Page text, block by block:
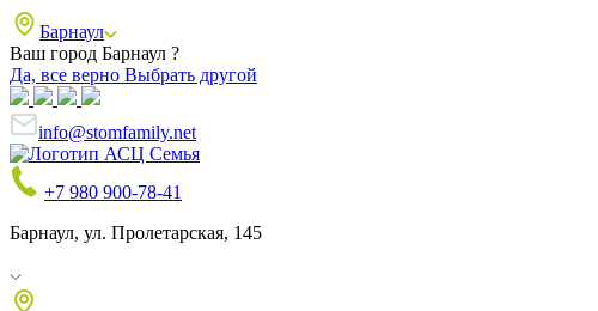
Барнаул
Ваш город Барнаул ?
Да, все верно Выбрать другой
info@stomfamily.net
+7 980 900-78-41
Барнаул, ул. Пролетарская, 145